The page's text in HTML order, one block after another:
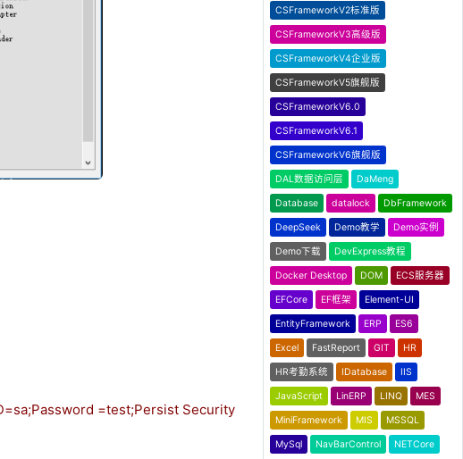
=test;Persist Security
CSFrameworkV2标准版
CSFrameworkV3高级版
CSFrameworkV4企业版
CSFrameworkV5旗舰版
CSFrameworkV6.0
CSFrameworkV6.1
CSFrameworkV6旗舰版
DAL数据访问层 DaMeng
Database datalock DbFramework
DeepSeek Demo教学 Demo实例
Demo下载 DevExpress教程
Docker Desktop DOM ECS服务器
EFCore EF框架 Element-UI
EntityFramework ERP ES6
Excel FastReport GIT HR
HR考勤系统 IDatabase IIS
JavaScript LinERP LINQ MES
MiniFramework MIS MSSQL
MySql NavBarControl NETCore